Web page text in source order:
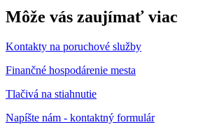
Môže vás zaujímať viac
Kontakty na poruchové služby
Finančné hospodárenie mesta
Tlačivá na stiahnutie
Napíšte nám - kontaktný formulár